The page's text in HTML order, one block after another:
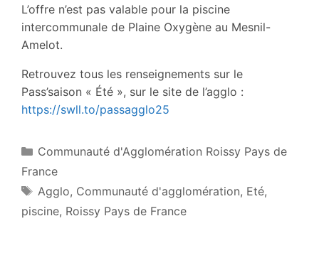
L’offre n’est pas valable pour la piscine
intercommunale de Plaine Oxygène au Mesnil-
Amelot.
Retrouvez tous les renseignements sur le
Pass’saison « Été », sur le site de l’agglo :
https://swll.to/passagglo25
Catégories
Communauté d'Agglomération Roissy Pays de
France
Étiquettes
Agglo, Communauté d'agglomération, Eté,
piscine, Roissy Pays de France